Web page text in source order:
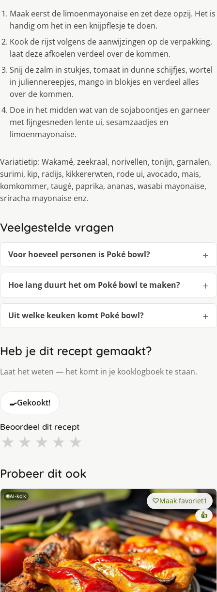
Maak eerst de limoenmayonaise en zet deze opzij. Het is
handig om het in een knijpflesje te doen.
Kook de rijst volgens de aanwijzingen op de verpakking,
laat deze afkoelen verdeel over de kommen.
Snij de zalm in stukjes, tomaat in dunne schijfjes, wortel
in juliennereepjes, mango in blokjes en verdeel alles
over de kommen.
Doe in het midden wat van de sojaboontjes en garneer
met fijngesneden lente ui, sesamzaadjes en
limoenmayonaise.
Variatietip: Wakamé, zeekraal, norivellen, tonijn, garnalen,
surimi, kip, radijs, kikkererwten, rode ui, avocado, mais,
komkommer, taugé, paprika, ananas, wasabi mayonaise,
sriracha mayonaise enz.
Veelgestelde vragen
Voor hoeveel personen is Poké bowl?
Hoe lang duurt het om Poké bowl te maken?
Uit welke keuken komt Poké bowl?
Heb je dit recept gemaakt?
Laat het weten — het komt in je kooklogboek te staan.
🍳Gekookt!
Beoordeel dit recept
★ ★ ★ ★ ★
Probeer dit ook
AI-kok Maak favoriet1
👍